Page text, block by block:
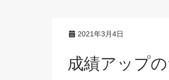
2021年3月4日
成績アップ